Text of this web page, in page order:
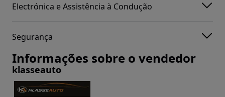
Electrónica e Assistência à Condução
Segurança
Informações sobre o vendedor
klasseauto